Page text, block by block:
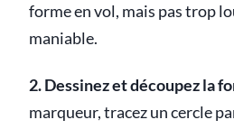
forme en vol, mais pas trop
maniable.
2. Dessinez et découpez la
marqueur, tracez un cercle